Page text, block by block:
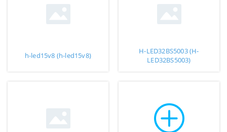
h-led15v8 (h-led15v8)
H-LED32BS5003 (H-
LED32BS5003)